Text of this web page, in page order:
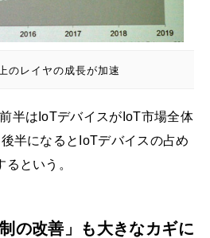
のレイヤの成長が加速
半はIoTデバイスがIoT市場全体
半になるとIoTデバイスの占め
という。
の改善」も大きなカギに